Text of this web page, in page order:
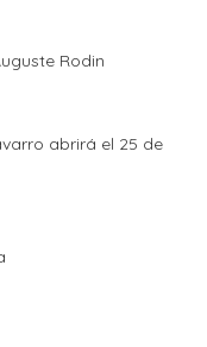
Rodin
abrirá el 25 de